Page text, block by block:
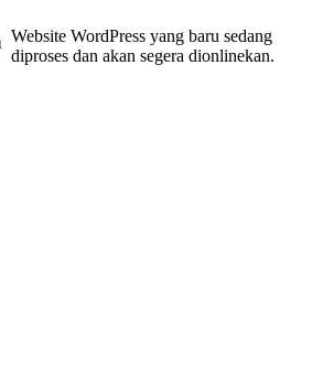
Website WordPress yang baru sedang
diproses dan akan segera dionlinekan.